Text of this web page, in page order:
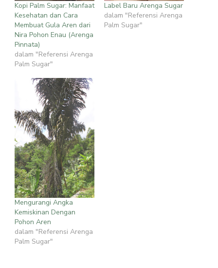
Kopi Palm Sugar: Manfaat
Kesehatan dan Cara
Membuat Gula Aren dari
Nira Pohon Enau (Arenga
Pinnata)
dalam "Referensi Arenga
Palm Sugar"
Label Baru Arenga Sugar
dalam "Referensi Arenga
Palm Sugar"
Mengurangi Angka
Kemiskinan Dengan
Pohon Aren
dalam "Referensi Arenga
Palm Sugar"